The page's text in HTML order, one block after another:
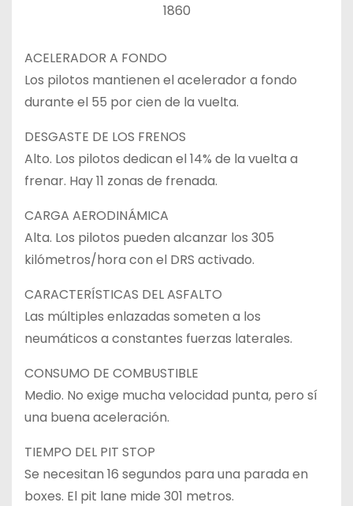
1860
ACELERADOR A FONDO
Los pilotos mantienen el acelerador a fondo
durante el 55 por cien de la vuelta.
DESGASTE DE LOS FRENOS
Alto. Los pilotos dedican el 14% de la vuelta a
frenar. Hay 11 zonas de frenada.
CARGA AERODINÁMICA
Alta. Los pilotos pueden alcanzar los 305
kilómetros/hora con el DRS activado.
CARACTERÍSTICAS DEL ASFALTO
Las múltiples enlazadas someten a los
neumáticos a constantes fuerzas laterales.
CONSUMO DE COMBUSTIBLE
Medio. No exige mucha velocidad punta, pero sí
una buena aceleración.
TIEMPO DEL PIT STOP
Se necesitan 16 segundos para una parada en
boxes. El pit lane mide 301 metros.